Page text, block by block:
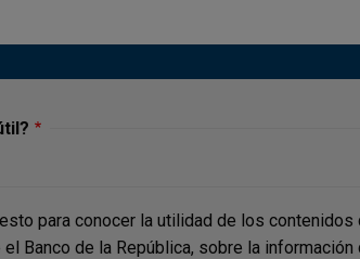
para conocer la utilidad de los
Banco de la República, sobre la